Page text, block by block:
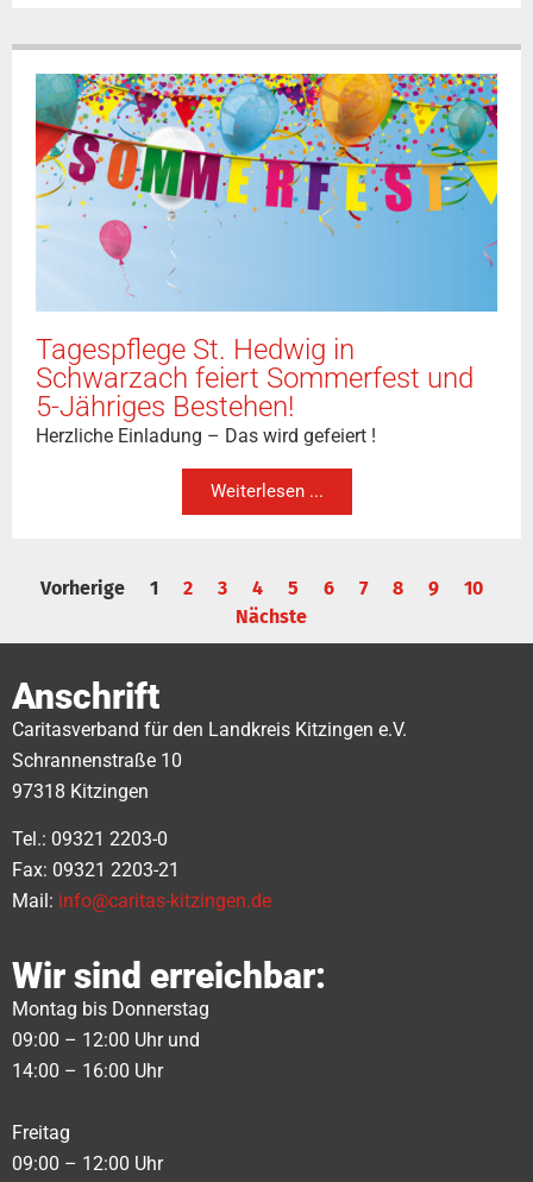
Tagespflege St. Hedwig in
Schwarzach feiert Sommerfest und
5-Jähriges Bestehen!
Herzliche Einladung – Das wird gefeiert !
Weiterlesen ...
Vorherige 1 2 3 4 5 6 7 8 9
10
Nächste
Anschrift
Caritasverband für den Landkreis Kitzingen e.V.
Schrannenstraße 10
97318 Kitzingen
Tel.: 09321 2203-0
Fax: 09321 2203-21
Mail: info@caritas-kitzingen.de
Wir sind erreichbar:
Montag bis Donnerstag
09:00 – 12:00 Uhr und
14:00 – 16:00 Uhr
Freitag
09:00 – 12:00 Uhr